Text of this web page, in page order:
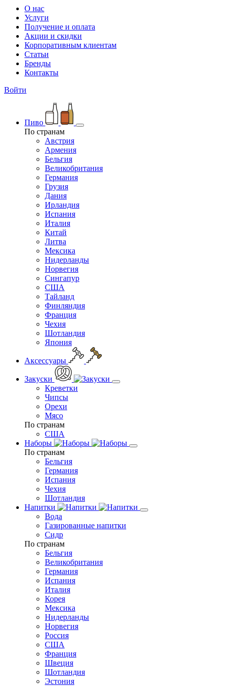
О нас
Услуги
Получение и оплата
Акции и скидки
Корпоративным клиентам
Статьи
Бренды
Контакты
Войти
Пиво
По странам
Австрия
Армения
Бельгия
Великобритания
Германия
Грузия
Дания
Ирландия
Испания
Италия
Китай
Литва
Мексика
Нидерланды
Норвегия
Сингапур
США
Тайланд
Финляндия
Франция
Чехия
Шотландия
Япония
Аксессуары
Закуски
Креветки
Чипсы
Орехи
Мясо
По странам
США
Наборы
По странам
Бельгия
Германия
Испания
Чехия
Шотландия
Напитки
Вода
Газированные напитки
Сидр
По странам
Бельгия
Великобритания
Германия
Испания
Италия
Корея
Мексика
Нидерланды
Норвегия
Россия
США
Франция
Швеция
Шотландия
Эстония